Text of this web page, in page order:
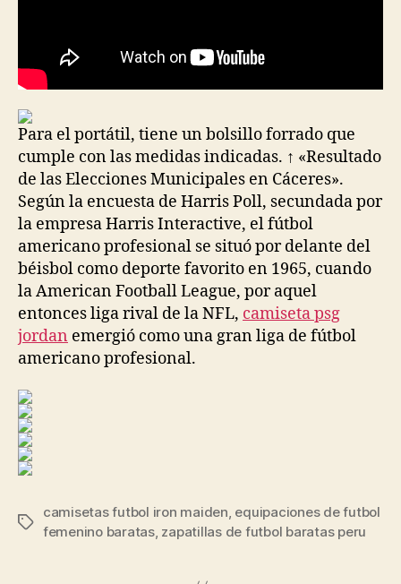
Para el portátil, tiene un bolsillo forrado que
cumple con las medidas indicadas. ↑ «Resultado
de las Elecciones Municipales en Cáceres».
Según la encuesta de Harris Poll, secundada por
la empresa Harris Interactive, el fútbol
americano profesional se situó por delante del
béisbol como deporte favorito en 1965, cuando
la American Football League, por aquel
entonces liga rival de la NFL, camiseta psg
jordan emergió como una gran liga de fútbol
americano profesional.
Etiquetas
camisetas futbol iron maiden, equipaciones de futbol
femenino baratas, zapatillas de futbol baratas peru